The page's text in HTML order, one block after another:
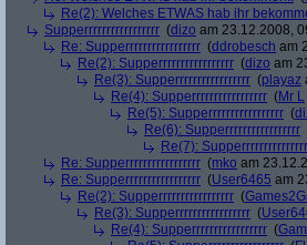
Re(2): Welches ETWAS hab ihr
Supperrrrrrrrrrrrrrrrr (dizo am 23.12.2008,
Re: Supperrrrrrrrrrrrrrrrr (ddrobesch am
Re(2): Supperrrrrrrrrrrrrrrrr (dizo am
Re(3): Supperrrrrrrrrrrrrrrrr (playaz
Re(4): Supperrrrrrrrrrrrrrrrr (Mr L
Re(5): Supperrrrrrrrrrrrrrrrr (
Re(6): Supperrrrrrrrrrrrrrrrr
Re(7):
Re: Supperrrrrrrrrrrrrrrrr (mko am
Re: Supperrrrrrrrrrrrrrrrr (User6465 am
Re(2): Supperrrrrrrrrrrrrrrrr (
Re(3): Supperrrrrrrrrrrrrrrrr (
Re(4): Supperrrrrrrrrrrrrrrrr (